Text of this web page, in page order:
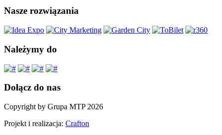
Nasze rozwiązania
Należymy do
Dołącz do nas
Copyright by Grupa MTP 2026
Projekt i realizacja: Crafton